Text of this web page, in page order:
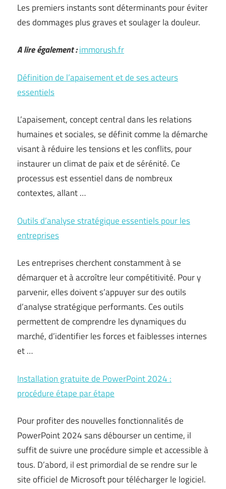
Les premiers instants sont déterminants pour éviter
des dommages plus graves et soulager la douleur.
A lire également :immorush.fr
Définition de l’apaisement et de ses acteurs
essentiels
L’apaisement, concept central dans les relations
humaines et sociales, se définit comme la démarche
visant à réduire les tensions et les conflits, pour
instaurer un climat de paix et de sérénité. Ce
processus est essentiel dans de nombreux
contextes, allant …
Outils d’analyse stratégique essentiels pour les
entreprises
Les entreprises cherchent constamment à se
démarquer et à accroître leur compétitivité. Pour y
parvenir, elles doivent s’appuyer sur des outils
d’analyse stratégique performants. Ces outils
permettent de comprendre les dynamiques du
marché, d’identifier les forces et faiblesses internes
et …
Installation gratuite de PowerPoint 2024 :
procédure étape par étape
Pour profiter des nouvelles fonctionnalités de
PowerPoint 2024 sans débourser un centime, il
suffit de suivre une procédure simple et accessible à
tous. D’abord, il est primordial de se rendre sur le
site officiel de Microsoft pour télécharger le logiciel.